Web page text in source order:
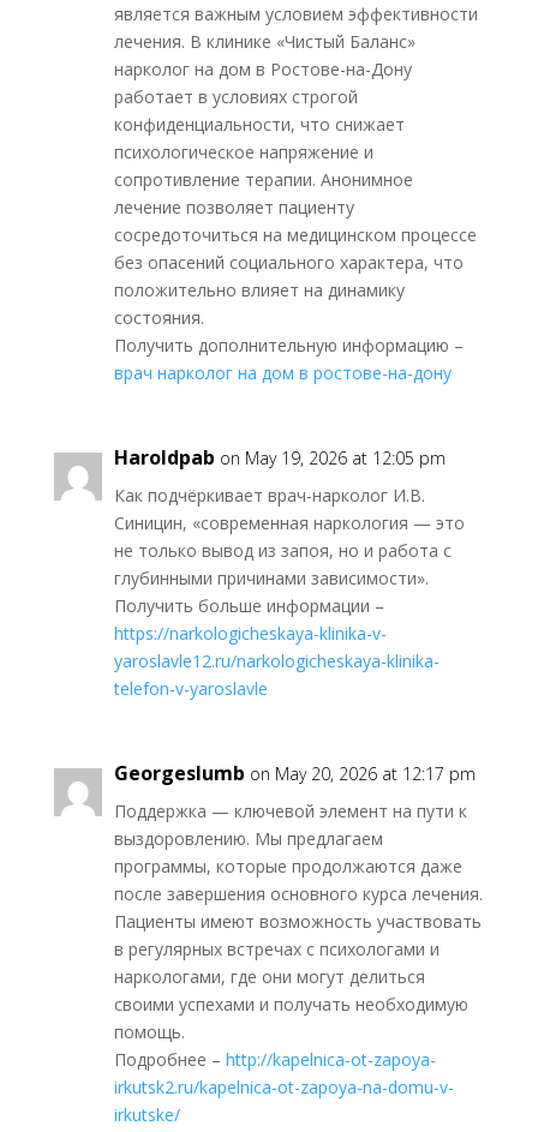
является важным условием эффективности
лечения. В клинике «Чистый Баланс»
нарколог на дом в Ростове-на-Дону
работает в условиях строгой
конфиденциальности, что снижает
психологическое напряжение и
сопротивление терапии. Анонимное
лечение позволяет пациенту
сосредоточиться на медицинском процессе
без опасений социального характера, что
положительно влияет на динамику
состояния.
Получить дополнительную информацию –
врач нарколог на дом в ростове-на-дону
Haroldpab on May 19, 2026 at 12:05 pm
Как подчёркивает врач-нарколог И.В.
Синицин, «современная наркология — это
не только вывод из запоя, но и работа с
глубинными причинами зависимости».
Получить больше информации –
https://narkologicheskaya-klinika-v-
yaroslavle12.ru/narkologicheskaya-klinika-
telefon-v-yaroslavle
Georgeslumb on May 20, 2026 at 12:17 pm
Поддержка — ключевой элемент на пути к
выздоровлению. Мы предлагаем
программы, которые продолжаются даже
после завершения основного курса лечения.
Пациенты имеют возможность участвовать
в регулярных встречах с психологами и
наркологами, где они могут делиться
своими успехами и получать необходимую
помощь.
Подробнее – http://kapelnica-ot-zapoya-
irkutsk2.ru/kapelnica-ot-zapoya-na-domu-v-
irkutske/